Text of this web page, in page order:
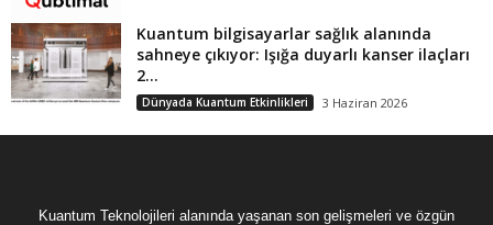
Kuantum bilgisayarlar sağlık alanında
sahneye çıkıyor: Işığa duyarlı kanser ilaçları
2...
Dünyada Kuantum Etkinlikleri 3 Haziran 2026
Kuantum Teknolojileri alanında yaşanan son gelişmeleri ve özgün